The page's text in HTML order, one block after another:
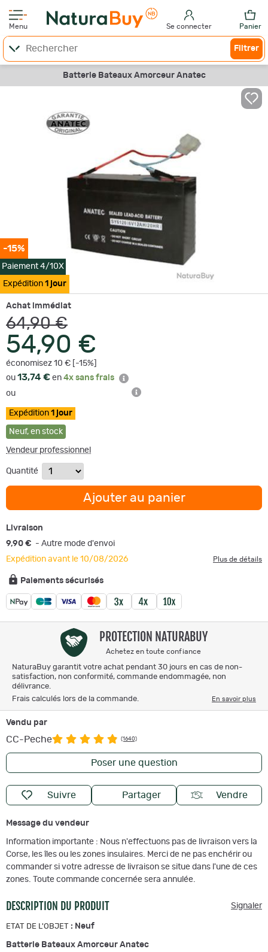
Menu Se connecter Panier
Filtrer
Batterie Bateaux Amorceur Anatec
-15%
Paiement 4/10X
Expédition 1 jour
Achat immédiat
64,90 €
54,90 €
économisez 10 € [-15%]
ou 13,74 € en 4x sans frais
ou
Expédition 1 jour
Neuf, en stock
Vendeur professionnel
Quantité
Ajouter au panier
Livraison
9,90 € - Autre mode d'envoi
Expédition avant le 10/08/2026
Plus de détails
Paiements sécurisés
PROTECTION NATURABUY
Achetez en toute confiance
NaturaBuy garantit votre achat pendant 30 jours en cas de non-
satisfaction, non conformité, commande endommagée, non
délivrance.
Frais calculés lors de la commande.
En savoir plus
Vendu par
CC-Peche (1640)
Poser une question
Suivre Partager Vendre
Message du vendeur
Information importante : Nous n'effectuons pas de livraison vers la
Corse, les îles ou les zones insulaires. Merci de ne pas enchérir ou
commander si votre adresse de livraison se situe dans l'une de ces
zones. Toute commande concernée sera annulée.
DESCRIPTION DU PRODUIT Signaler
ETAT DE L'OBJET : Neuf
Batterie Bateaux Amorceur Anatec